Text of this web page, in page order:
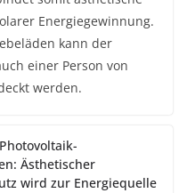
Energiegewinnung.
kann der
einer Person von
werden.
Ästhetischer
wird zur Energiequelle